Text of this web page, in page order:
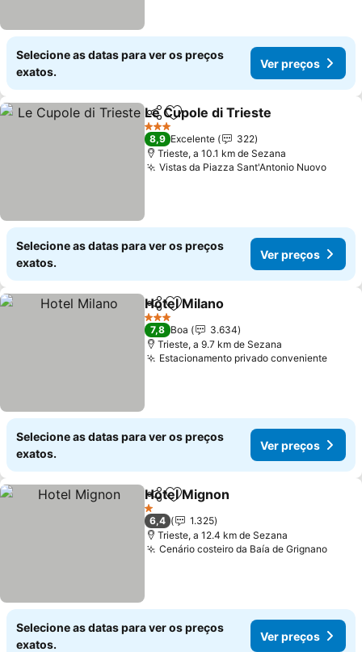
Selecione as datas para ver os preços
exatos.
Ver preços
PartilharAdicionar aos favoritos
Le Cupole di Trieste
3 Estrelas
8,9 Excelente
322
Trieste, a 10.1 km de Sezana
Vistas da Piazza Sant'Antonio Nuovo
Selecione as datas para ver os preços
exatos.
Ver preços
PartilharAdicionar aos favoritos
Hotel Milano
3 Estrelas
7,8 Boa
3.634
Trieste, a 9.7 km de Sezana
Estacionamento privado conveniente
Selecione as datas para ver os preços
exatos.
Ver preços
PartilharAdicionar aos favoritos
Hotel Mignon
1 Estrelas
6,4
1.325
Trieste, a 12.4 km de Sezana
Cenário costeiro da Baía de Grignano
Selecione as datas para ver os preços
exatos.
Ver preços